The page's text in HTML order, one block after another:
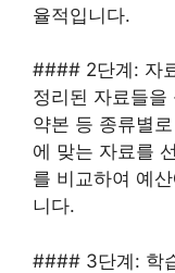
율적입니다.
#### 2단계: 자
정리된 자료들을
약본 등 종류별
에 맞는 자료를
를 비교하여 예
니다.
#### 3단계: 학